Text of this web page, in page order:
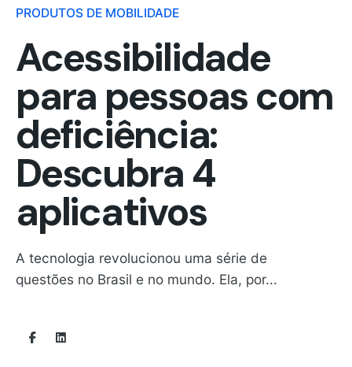
PRODUTOS DE MOBILIDADE
Acessibilidade
para pessoas com
deficiência:
Descubra 4
aplicativos
A tecnologia revolucionou uma série de
questões no Brasil e no mundo. Ela, por...